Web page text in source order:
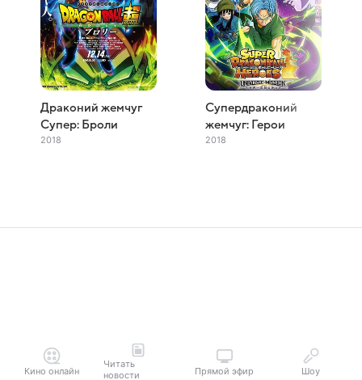
Драконий жемчуг
Супер: Броли
2018
Супердраконий
жемчуг: Герои
2018
Кино онлайн
Читать
новости
Прямой эфир Шоу